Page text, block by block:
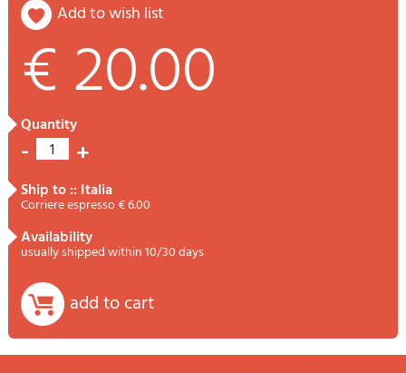
add to wish list
€ 20.00
quantity
- 1 +
ship to :: Italia
Corriere espresso € 6.00
availability
usually shipped within 10/30 days
add to cart